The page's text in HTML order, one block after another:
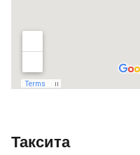
Таксита